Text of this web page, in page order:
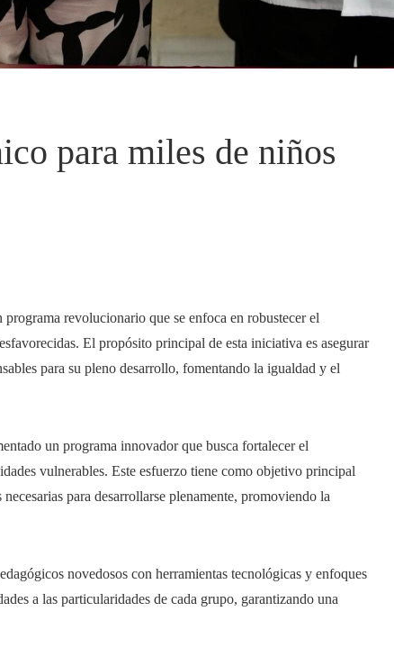
para miles de niños
revolucionario que se enfoca en robustecer el
El propósito principal de esta iniciativa es asegurar
para su pleno desarrollo, fomentando la igualdad y el
un programa innovador que busca fortalecer el
vulnerables. Este esfuerzo tiene como objetivo principal
para desarrollarse plenamente, promoviendo la
novedosos con herramientas tecnológicas y enfoques
a las particularidades de cada grupo, garantizando una